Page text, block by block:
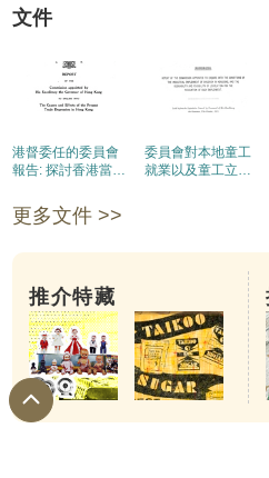
文件
港督委任的委員會
報告: 探討香港當時
影響、改良目前困
境和改善香港貿易
委員會對本地童工
就業以及童工立法
更多文件 >>
推介特藏